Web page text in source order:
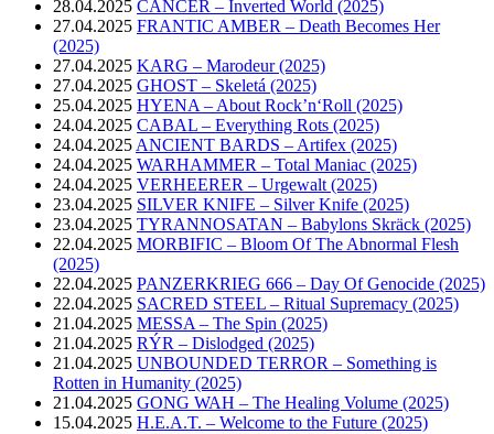
28.04.2025 CANCER – Inverted World (2025)
27.04.2025 FRANTIC AMBER – Death Becomes Her
(2025)
27.04.2025 KARG – Marodeur (2025)
27.04.2025 GHOST – Skeletá (2025)
25.04.2025 HYENA – About Rock’n‘Roll (2025)
24.04.2025 CABAL – Everything Rots (2025)
24.04.2025 ANCIENT BARDS – Artifex (2025)
24.04.2025 WARHAMMER – Total Maniac (2025)
24.04.2025 VERHEERER – Urgewalt (2025)
23.04.2025 SILVER KNIFE – Silver Knife (2025)
23.04.2025 TYRANNOSATAN – Babylons Skräck (2025)
22.04.2025 MORBIFIC – Bloom Of The Abnormal Flesh
(2025)
22.04.2025 PANZERKRIEG 666 – Day Of Genocide (2025)
22.04.2025 SACRED STEEL – Ritual Supremacy (2025)
21.04.2025 MESSA – The Spin (2025)
21.04.2025 RÝR – Dislodged (2025)
21.04.2025 UNBOUNDED TERROR – Something is
Rotten in Humanity (2025)
21.04.2025 GONG WAH – The Healing Volume (2025)
15.04.2025 H.E.A.T. – Welcome to the Future (2025)